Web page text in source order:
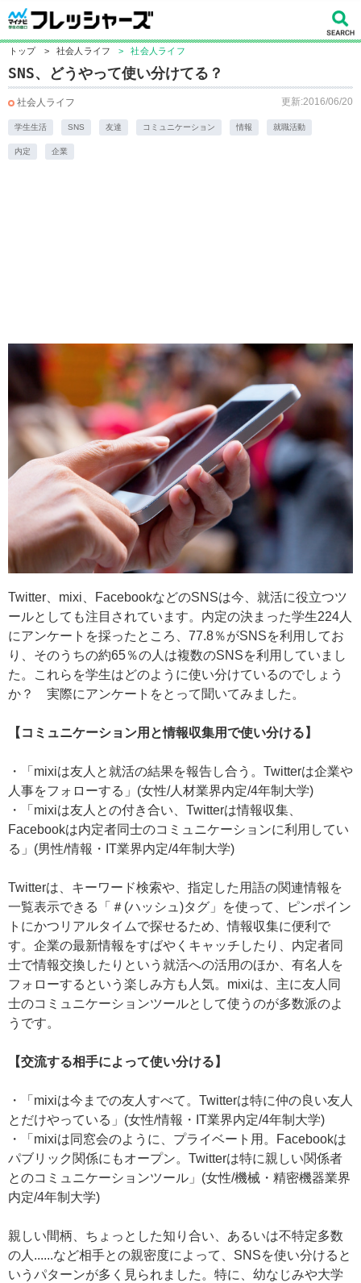
トップ > 社会人ライフ > 社会人ライフ
SNS、どうやって使い分けてる？
社会人ライフ 更新:2016/06/20
学生生活 SNS 友達 コミュニケーション 情報 就職活動
内定 企業
Twitter、mixi、FacebookなどのSNSは今、就活に役立つツ
ールとしても注目されています。内定の決まった学生224人
にアンケートを採ったところ、77.8％がSNSを利用してお
り、そのうちの約65％の人は複数のSNSを利用していまし
た。これらを学生はどのように使い分けているのでしょう
か？ 実際にアンケートをとって聞いてみました。
【コミュニケーション用と情報収集用で使い分ける】
・「mixiは友人と就活の結果を報告し合う。Twitterは企業や
人事をフォローする」(女性/人材業界内定/4年制大学)
・「mixiは友人との付き合い、Twitterは情報収集、
Facebookは内定者同士のコミュニケーションに利用してい
る」(男性/情報・IT業界内定/4年制大学)
Twitterは、キーワード検索や、指定した用語の関連情報を
一覧表示できる「＃(ハッシュ)タグ」を使って、ピンポイン
トにかつリアルタイムで探せるため、情報収集に便利で
す。企業の最新情報をすばやくキャッチしたり、内定者同
士で情報交換したりという就活への活用のほか、有名人を
フォローするという楽しみ方も人気。mixiは、主に友人同
士のコミュニケーションツールとして使うのが多数派のよ
うです。
【交流する相手によって使い分ける】
・「mixiは今までの友人すべて。Twitterは特に仲の良い友人
とだけやっている」(女性/情報・IT業界内定/4年制大学)
・「mixiは同窓会のように、プライベート用。Facebookは
パブリック関係にもオープン。Twitterは特に親しい関係者
とのコミュニケーションツール」(女性/機械・精密機器業界
内定/4年制大学)
親しい間柄、ちょっとした知り合い、あるいは不特定多数
の人......など相手との親密度によって、SNSを使い分けると
いうパターンが多く見られました。特に、幼なじみや大学